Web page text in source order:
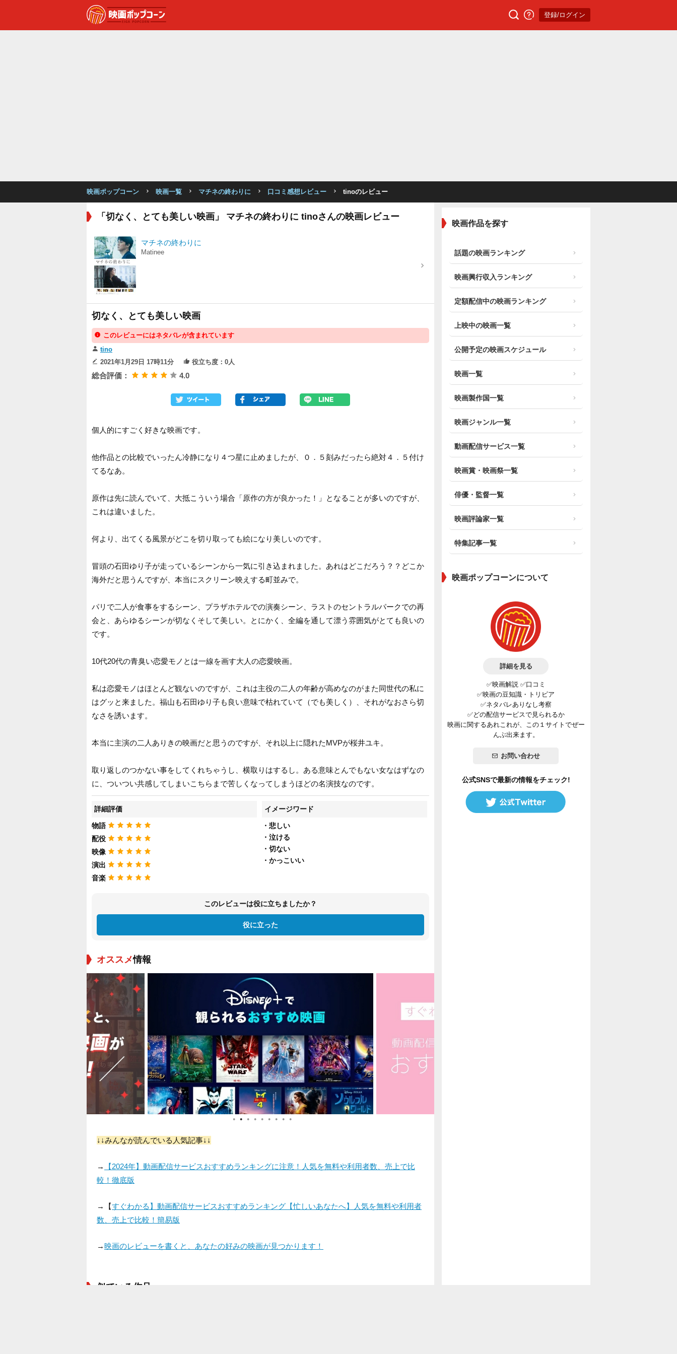
登録/ログイン
映画ポップコーン 映画一覧 マチネの終わりに 口コミ感想レビュー tinoのレビュー
「切なく、とても美しい映画」 マチネの終わりに tinoさんの映画レビュー
マチネの終わりに
Matinee
切なく、とても美しい映画
このレビューにはネタバレが含まれています
tino
2021年1月29日 17時11分
役立ち度：0人
総合評価： 4.0
個人的にすごく好きな映画です。
他作品との比較でいったん冷静になり４つ星に止めましたが、０．５刻みだったら絶対４．５付け
てるなあ。
原作は先に読んでいて、大抵こういう場合「原作の方が良かった！」となることが多いのですが、
これは違いました。
何より、出てくる風景がどこを切り取っても絵になり美しいのです。
冒頭の石田ゆり子が走っているシーンから一気に引き込まれました。あれはどこだろう？？どこか
海外だと思うんですが、本当にスクリーン映えする町並みで。
パリで二人が食事をするシーン、プラザホテルでの演奏シーン、ラストのセントラルパークでの再
会と、あらゆるシーンが切なくそして美しい。とにかく、全編を通して漂う雰囲気がとても良いの
です。
10代20代の青臭い恋愛モノとは一線を画す大人の恋愛映画。
私は恋愛モノはほとんど観ないのですが、これは主役の二人の年齢が高めなのがまた同世代の私に
はグッと来ました。福山も石田ゆり子も良い意味で枯れていて（でも美しく）、それがなおさら切
なさを誘います。
本当に主演の二人ありきの映画だと思うのですが、それ以上に隠れたMVPが桜井ユキ。
取り返しのつかない事をしてくれちゃうし、横取りはするし。ある意味とんでもない女なはずなの
に、ついつい共感してしまいこちらまで苦しくなってしまうほどの名演技なのです。
詳細評価
物語
配役
映像
演出
音楽
イメージワード
・悲しい
・泣ける
・切ない
・かっこいい
このレビューは役に立ちましたか？
役に立った
オススメ情報
● ● ● ● ● ● ● ● ●
↓↓みんなが読んでいる人気記事↓↓
→
【2024年】動画配信サービスおすすめランキングに注意！人気を無料や利用者数、売上で比
較！徹底版
→【すぐわかる】動画配信サービスおすすめランキング【忙しいあなたへ】人気を無料や利用者
数、売上で比較！簡易版
→映画のレビューを書くと、あなたの好みの映画が見つかります！
似ている作品
映画作品を探す
話題の映画ランキング
映画興行収入ランキング
定額配信中の映画ランキング
上映中の映画一覧
公開予定の映画スケジュール
映画一覧
映画製作国一覧
映画ジャンル一覧
動画配信サービス一覧
映画賞・映画祭一覧
俳優・監督一覧
映画評論家一覧
特集記事一覧
映画ポップコーンについて
詳細を見る
✅映画解説 ✅口コミ
✅映画の豆知識・トリビア
✅ネタバレありなし考察
✅どの配信サービスで見られるか
映画に関するあれこれが、この１サイトでぜー
んぶ出来ます。
お問い合わせ
公式SNSで最新の情報をチェック!